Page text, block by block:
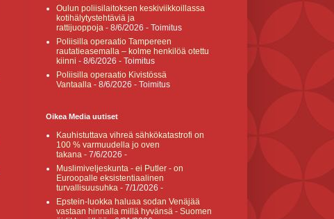
Oulun poliisilaitoksen keskiviikkoillassa
kotihälytystehtäviä ja
rattijuoppoja - 8/6/2026 - Toimitus
Poliisilla operaatio Tampereen
rautatieasemalla – kolme henkilöä otettu
kiinni - 8/6/2026 - Toimitus
Poliisilla operaatio Kivistössä
Vantaalla - 8/6/2026 - Toimitus
Oikea Media uutiset
Kauhistuttava vihreä sähkökatastrofi on
100 % varmuudella jo oven
takana - 7/6/2026 -
Muslimiveljeskunta - ei Putler - on
Euroopalle eksistentiaalinen
turvallisuusuhka - 7/1/2026 -
Epstein-luokka haluaa sodan Venäjää
vastaan hinnalla millä hyvänsä - Suomen